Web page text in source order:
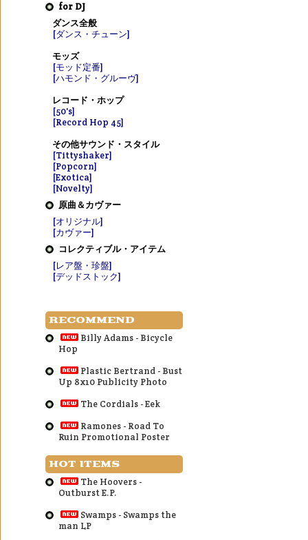
for DJ
ダンス全般
[ダンス・チューン]
モッズ
[モッド定番]
[ハモンド・グルーヴ]
レコード・ホップ
[50's]
[Record Hop 45]
その他サウンド・スタイル
[Tittyshaker]
[Popcorn]
[Exotica]
[Novelty]
原曲＆カヴァー
[オリジナル]
[カヴァー]
コレクティブル・アイテム
[レア盤・珍盤]
[デッドストック]
RECOMMEND
Billy Adams - Bicycle
Hop
Plastic Bertrand - Bust
Up 8x10 Publicity Photo
The Cordials - Eek
Ramones - Road To
Ruin Promotional Poster
HOT ITEMS
The Hoovers -
Outburst E.P.
Swamps - Swamps the
man LP